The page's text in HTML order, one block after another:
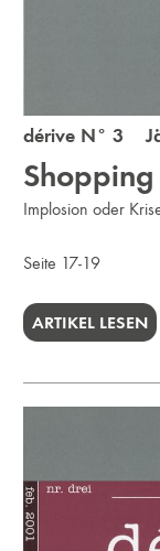
dérive N° 3
Shopping
Implosion oder
Seite 17-19
ARTIKEL LESEN